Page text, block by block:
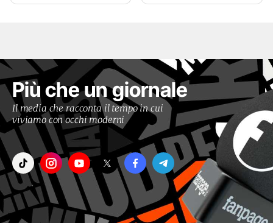
Più che un giornale
Il media che racconta il tempo in cui
viviamo con occhi moderni